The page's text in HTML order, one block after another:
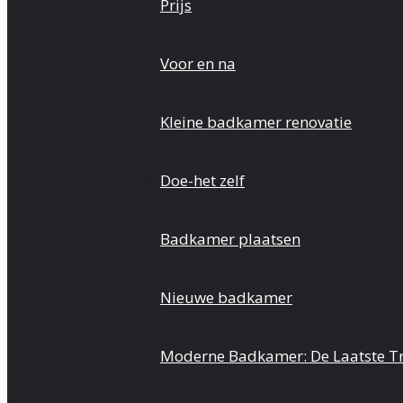
Prijs
Voor en na
Kleine badkamer renovatie
Doe-het zelf
Badkamer plaatsen
Nieuwe badkamer
Moderne Badkamer: De Laatste